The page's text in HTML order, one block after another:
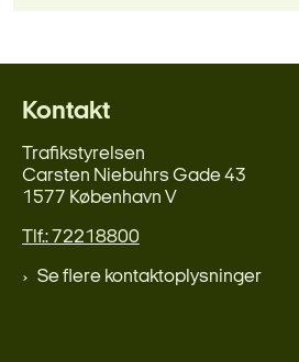
Kontakt
Trafikstyrelsen
Carsten Niebuhrs Gade 43
1577 København V
Tlf.: 72218800
Se flere kontaktoplysninger